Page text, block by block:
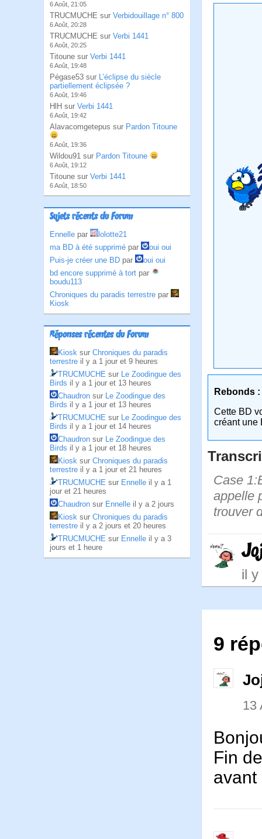
6 Août, 21:05
TRUCMUCHE sur Verbidouillage n° 800
6 Août, 20:28
TRUCMUCHE sur Verbi 1441
6 Août, 20:25
Titoune sur Verbi 1441
6 Août, 19:48
Pégase53 sur L’éclipse du siècle
partiellement éclipsée ?
6 Août, 19:46
HlH sur Verbi 1441
6 Août, 19:42
Alavacomgetepus sur Pardon Titoune
6 Août, 19:36
Wildou91 sur Pardon Titoune
6 Août, 19:12
Titoune sur Verbi 1441
6 Août, 18:50
Sujets récents du Forum
Ennelle par
lolotte21
ma BD à été supprimé par
oui oui
Puis-je créer une BD par
oui oui
bd encore supprimé à tort par
boudu113
Chroniques du paradis terrestre par
Kiosk
Réponses récentes du Forum
Kiosk sur Chroniques du paradis
terrestre il y a 1 jour et 9 heures
TRUCMUCHE sur Le Zoodingue des
Birds il y a 1 jour et 13 heures
Chaudron sur Le Zoodingue des
Birds il y a 1 jour et 13 heures
TRUCMUCHE sur Le Zoodingue des
Birds il y a 1 jour et 14 heures
Chaudron sur Le Zoodingue des
Birds il y a 1 jour et 18 heures
Kiosk sur Chroniques du paradis
terrestre il y a 1 jour et 21 heures
TRUCMUCHE sur Ennelle il y a 1
jour et 21 heures
Chaudron sur Ennelle il y a 2 jours
Kiosk sur Chroniques du paradis
terrestre il y a 2 jours et 20 heures
TRUCMUCHE sur Ennelle il y a 3
jours et 1 heure
Rebonds :
Cette BD
créant une
Case
appelle
trouver
il
9
13
Fin
avant